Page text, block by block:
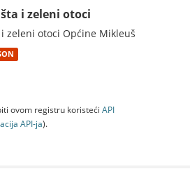
i zeleni otoci
zeleni otoci Općine Mikleuš
ovom registru koristeći API
API-jа).